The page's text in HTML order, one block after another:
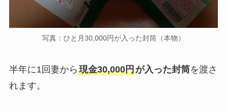
写真：ひと月30,000円が入った封筒（本物）
半年に1回妻から 現金30,000円が入った封筒を渡さ
れます。